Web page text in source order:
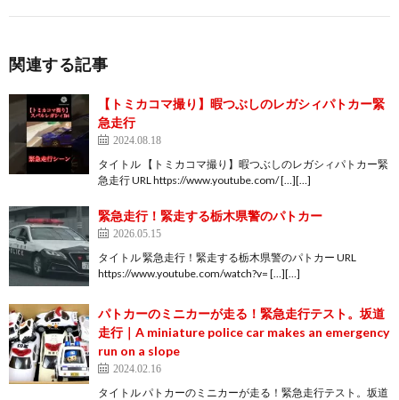
関連する記事
【トミカコマ撮り】暇つぶしのレガシィパトカー緊
急走行
2024.08.18
タイトル 【トミカコマ撮り】暇つぶしのレガシィパトカー緊
急走行 URL https://www.youtube.com/ […][…]
緊急走行！緊走する栃木県警のパトカー
2026.05.15
タイトル 緊急走行！緊走する栃木県警のパトカー URL
https://www.youtube.com/watch?v= […][…]
パトカーのミニカーが走る！緊急走行テスト。坂道
走行｜A miniature police car makes an emergency
run on a slope
2024.02.16
タイトル パトカーのミニカーが走る！緊急走行テスト。坂道